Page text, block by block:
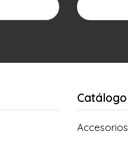
Catálogo
Accesorios